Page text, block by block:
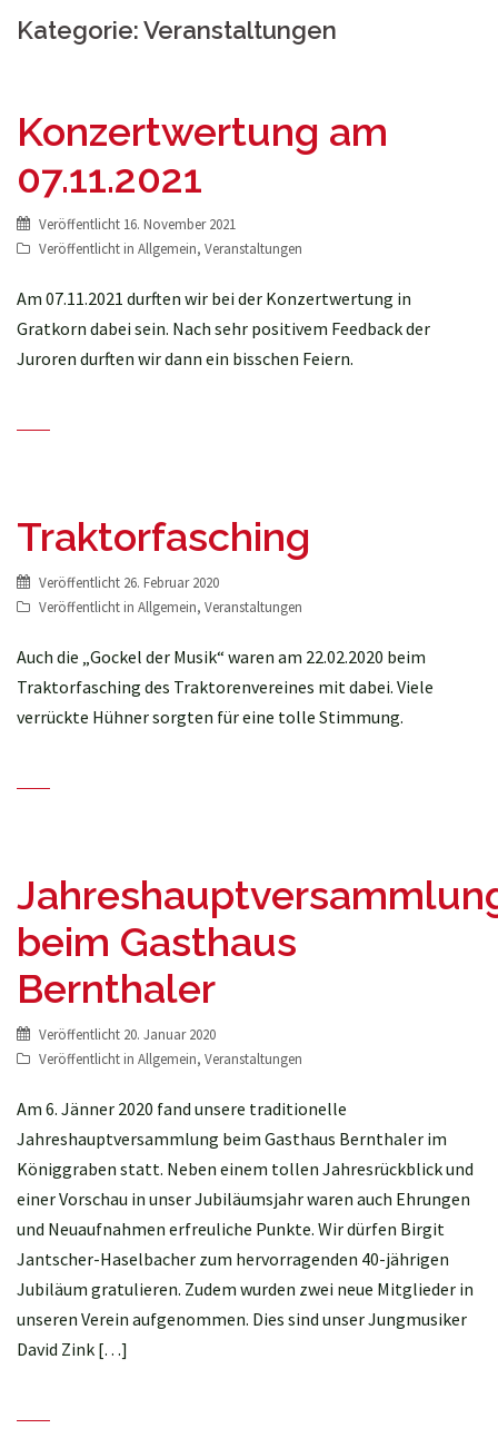
Kategorie:Veranstaltungen
Konzertwertung am
07.11.2021
Veröffentlicht 16. November 2021
Veröffentlicht in Allgemein, Veranstaltungen
Am 07.11.2021 durften wir bei der Konzertwertung in
Gratkorn dabei sein. Nach sehr positivem Feedback der
Juroren durften wir dann ein bisschen Feiern.
Traktorfasching
Veröffentlicht 26. Februar 2020
Veröffentlicht in Allgemein, Veranstaltungen
Auch die „Gockel der Musik“ waren am 22.02.2020 beim
Traktorfasching des Traktorenvereines mit dabei. Viele
verrückte Hühner sorgten für eine tolle Stimmung.
beim Gasthaus
Bernthaler
Veröffentlicht 20. Januar 2020
Veröffentlicht in Allgemein, Veranstaltungen
Am 6. Jänner 2020 fand unsere traditionelle
Jahreshauptversammlung beim Gasthaus Bernthaler im
Königgraben statt. Neben einem tollen Jahresrückblick und
einer Vorschau in unser Jubiläumsjahr waren auch Ehrungen
und Neuaufnahmen erfreuliche Punkte. Wir dürfen Birgit
Jantscher-Haselbacher zum hervorragenden 40-jährigen
Jubiläum gratulieren. Zudem wurden zwei neue Mitglieder in
unseren Verein aufgenommen. Dies sind unser Jungmusiker
David Zink […]